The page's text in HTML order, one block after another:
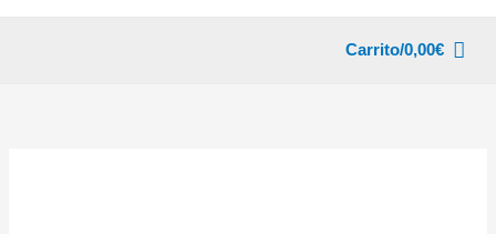
Carrito/0,00€